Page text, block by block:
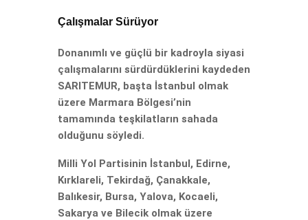
Çalışmalar Sürüyor
Donanımlı ve güçlü bir kadroyla siyasi
çalışmalarını sürdürdüklerini kaydeden
SARITEMUR, başta İstanbul olmak
üzere Marmara Bölgesi’nin
tamamında teşkilatların sahada
olduğunu söyledi.
Milli Yol Partisinin İstanbul, Edirne,
Kırklareli, Tekirdağ, Çanakkale,
Balıkesir, Bursa, Yalova, Kocaeli,
Sakarya ve Bilecik olmak üzere